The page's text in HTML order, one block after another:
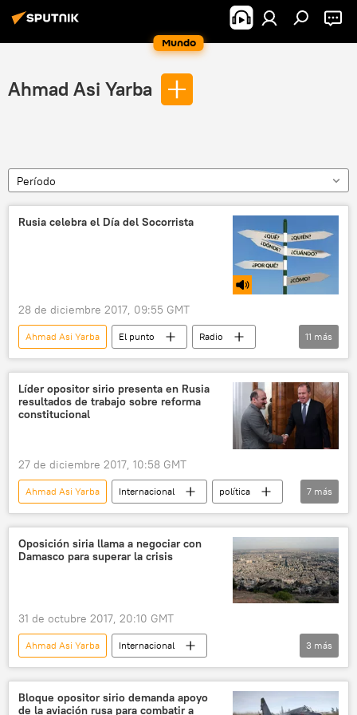
Mundo
Ahmad Asi Yarba
Período
Rusia celebra el Día del Socorrista
28 de diciembre 2017, 09:55 GMT
Ahmad Asi Yarba El punto
Radio
EEUU
Siria
Vladímir Putin
Serguéi Lavrov
Valeri Guerásimov
Frente al Nusra
Tópol
socorristas
terrorismo
11 más
Líder opositor sirio presenta en Rusia
resultados de trabajo sobre reforma
constitucional
27 de diciembre 2017, 10:58 GMT
Ahmad Asi Yarba Internacional
política
🌍 Oriente Medio
Rusia
Siria
Serguéi Lavrov
Ghad al-Suri (El Mañana de Siria)
7 más
Oposición siria llama a negociar con
Damasco para superar la crisis
31 de octubre 2017, 20:10 GMT
Ahmad Asi Yarba
Internacional
🌍 Oriente Medio
Siria noticias
3 más
Bloque opositor sirio demanda apoyo
de la aviación rusa para combatir a